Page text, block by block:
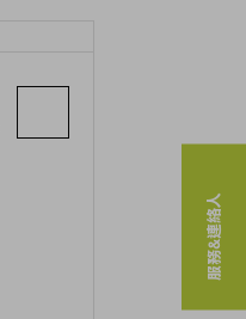
服務&連絡人